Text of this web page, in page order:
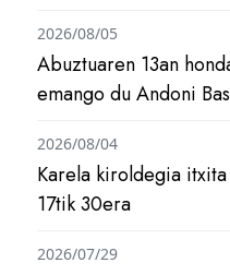
Abuztuaren 13an
emango du Andoni
2026/08/05
Karela kiroldegia
17tik 30era
2026/08/04
2026/07/29